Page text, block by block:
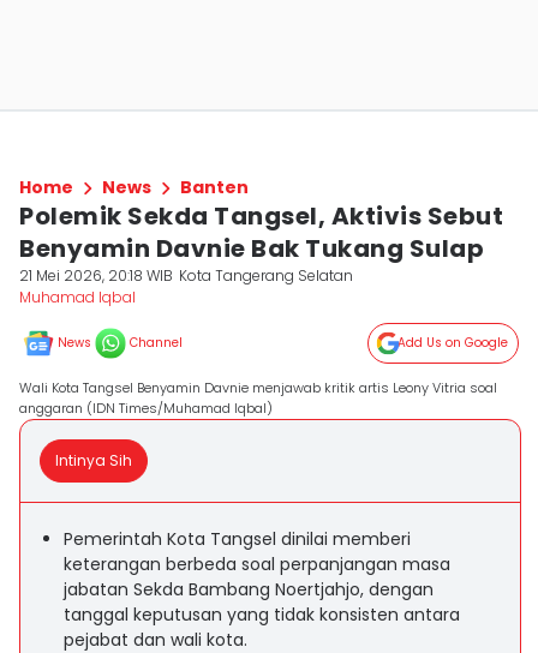
Home News Banten
Polemik Sekda Tangsel, Aktivis Sebut
Benyamin Davnie Bak Tukang Sulap
21 Mei 2026, 20:18 WIB Kota Tangerang Selatan
Muhamad Iqbal
News Channel Add Us on Google
Wali Kota Tangsel Benyamin Davnie menjawab kritik artis Leony Vitria soal
anggaran (IDN Times/Muhamad Iqbal)
Intinya Sih
Pemerintah Kota Tangsel dinilai memberi
keterangan berbeda soal perpanjangan masa
jabatan Sekda Bambang Noertjahjo, dengan
tanggal keputusan yang tidak konsisten antara
pejabat dan wali kota.